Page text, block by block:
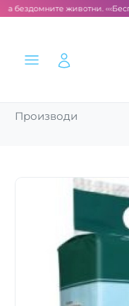
бездомните животни. ‹‹‹
Производи